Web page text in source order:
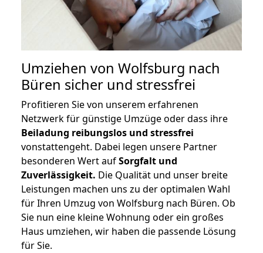
Umziehen von Wolfsburg nach
Büren sicher und stressfrei
Profitieren Sie von unserem erfahrenen
Netzwerk für günstige Umzüge oder dass ihre
Beiladung reibungslos und stressfrei
vonstattengeht. Dabei legen unsere Partner
besonderen Wert aufSorgfalt und
Zuverlässigkeit. Die Qualität und unser breite
Leistungen machen uns zu der optimalen Wahl
für Ihren Umzug von Wolfsburg nach Büren. Ob
Sie nun eine kleine Wohnung oder ein großes
Haus umziehen, wir haben die passende Lösung
für Sie.